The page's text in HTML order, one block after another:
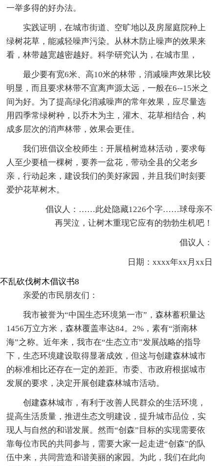
一举多得的好办法。
实践证明，在城市街道、空旷地以及房屋庭院种上
绿树花草，能减轻噪声污染。从林木防止噪声的效果来
看，林带越宽越密越好。科学研究认为，在城市里，
最少要有宽6米、高10米的林带，消减噪声效果比较
明显，而且要求林带不宜离声源太远，一般在6--15米之
间为好。为了提高绿化消减噪声的常年效果，应尽量选
用四季常绿树种，以乔木为主，灌木、花草相结合，构
成多层次的消声林带，效果会更佳。
我们班倡议全校师生：开展植树造林活动，要求每
人至少要植一棵树，要养一盆花，带动全县的父老乡
亲，行动起来，建设我们的美好家园，并且我们时刻要
爱护花草树木。
倡议人： ……此处隐藏1226个字……球母亲不
再哭泣，让树木重现它应有的勃勃生机吧！
倡议人：
日期：xxxx年xx月xx日
不乱砍伐树木倡议书8
亲爱的市民朋友们：
我市被誉为“中国生态环境第一市”，森林蓄积量达
1456万立方米，森林覆盖率达84。2%，素有“浙南林
海”之称。近年来，我市在“生态立市”发展战略的指导
下，生态环境建设取得显著成效，但这与创建森林城市
的标准相比还存在一定的差距。市委、市政府根据城市
发展的要求，决定开展创建森林城市活动。
创建森林城市，有利于改善人民群众的生活环境，
提高生活质量，推进生态文明建设，提升城市品位，实
现人与自然的和谐发展。然而“创森”目标的实现需要依
靠每位市民的共同参与，需要大家一起走进“创森”的队
伍中来，共同营造和谐美丽的家园。为此，我们在此向